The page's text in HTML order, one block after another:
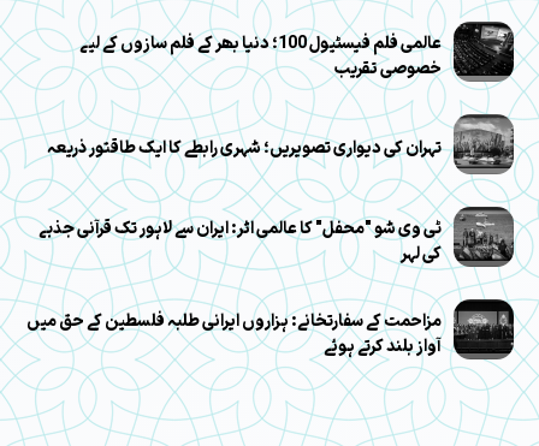
عالمی فلم فیسٹیول 100؛ دنیا بھر کے فلم سازوں کے لیے
خصوصی تقریب
تہران کی دیواری تصویریں؛ شہری رابطے کا ایک طاقتور ذریعہ
ٹی وی شو "محفل" کا عالمی اثر: ایران سے لاہور تک قرآنی جذبے
کی لہر
مزاحمت کے سفارتخانے: ہزاروں ایرانی طلبہ فلسطین کے حق میں
آواز بلند کرتے ہوئے